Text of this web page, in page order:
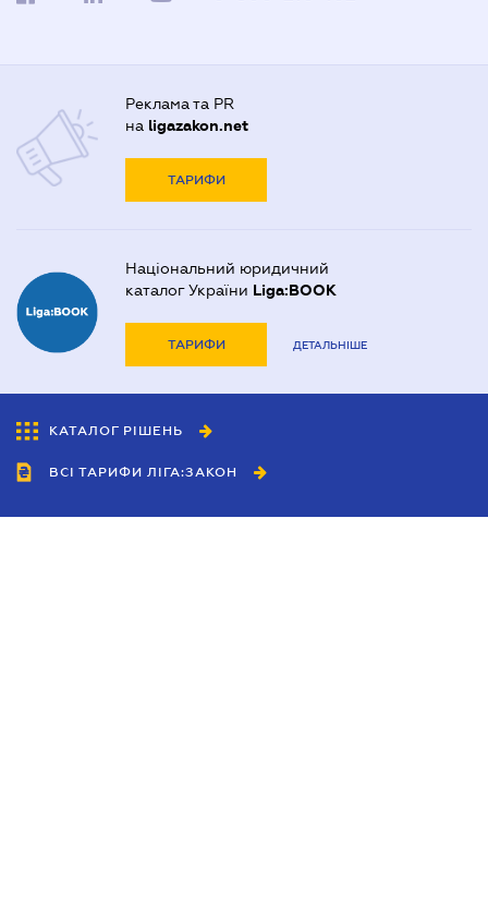
Реклама та PR
на ligazakon.net
ТАРИФИ
Національний юридичний
каталог України Liga:BOOK
ТАРИФИ ДЕТАЛЬНІШЕ
КАТАЛОГ РІШЕНЬ
ВСІ ТАРИФИ ЛІГА:ЗАКОН